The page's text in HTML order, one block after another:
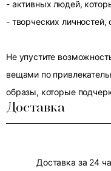
- активных людей,
- творческих
Не упустите
вещами по
образы, которые
Доставка
Доставка за 24